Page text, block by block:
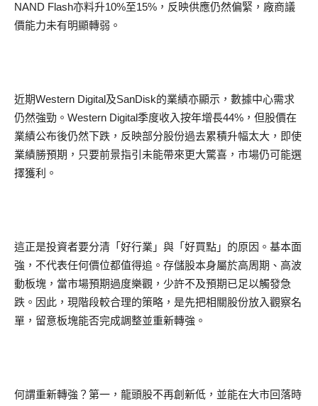
NAND Flash亦料升10%至15%，反映供應仍然偏緊，廠商議
價能力未有明顯轉弱。
近期Western Digital及SanDisk的業績亦顯示，數據中心需求
仍然強勁。Western Digital季度收入按年增長44%，但股價在
業績公布後仍然下跌，反映部分股份過去累積升幅太大，即使
業績勝預期，只要前景指引未能帶來更大驚喜，市場仍可能選
擇獲利。
這正是投資者要分清「好行業」與「好買點」的原因。基本面
強，不代表任何價位都值得追。存儲股本身屬於高周期、高波
動板塊，當市場預期過度樂觀，少許不及預期已足以觸發急
跌。因此，現階段較合理的策略，是先把相關股份放入觀察名
單，留意板塊能否完成調整並重新轉強。
何謂重新轉強？第一，龍頭股不再創新低，並能在大市回落時